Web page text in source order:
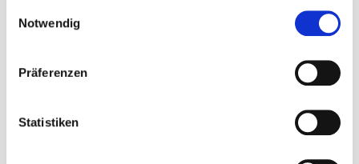
Notwendig
Präferenzen
Statistiken
Geriatrie
Hämatologie und internistische Onkologie